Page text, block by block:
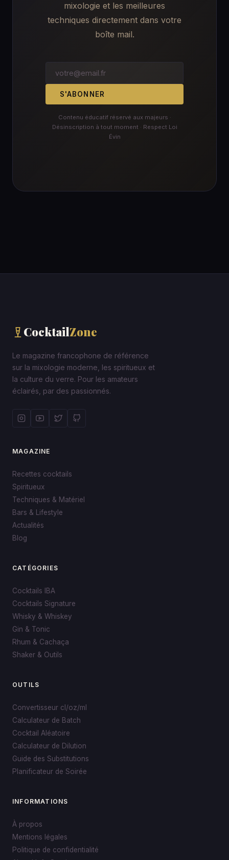
mixologie et les meilleures
techniques directement dans votre
boîte mail.
S'ABONNER
Contenu éducatif réservé aux majeurs ·
Désinscription à tout moment · Respect Loi
Évin
CocktailZone
Le magazine francophone de référence
sur la mixologie moderne, les spiritueux et
la culture du verre. Pour les amateurs
éclairés, par des passionnés.
MAGAZINE
Recettes cocktails
Spiritueux
Techniques & Matériel
Bars & Lifestyle
Actualités
Blog
CATÉGORIES
Cocktails IBA
Cocktails Signature
Whisky & Whiskey
Gin & Tonic
Rhum & Cachaça
Shaker & Outils
OUTILS
Convertisseur cl/oz/ml
Calculateur de Batch
Cocktail Aléatoire
Calculateur de Dilution
Guide des Substitutions
Planificateur de Soirée
INFORMATIONS
À propos
Mentions légales
Politique de confidentialité